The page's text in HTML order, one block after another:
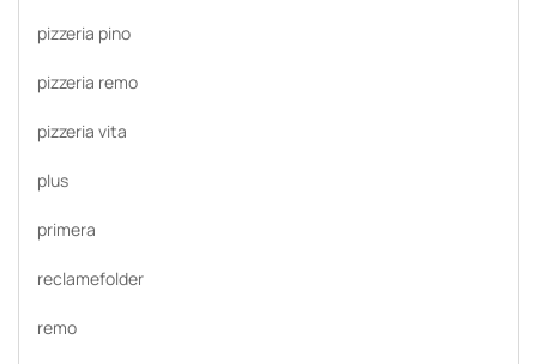
pizzeria pino
pizzeria remo
pizzeria vita
plus
primera
reclamefolder
remo